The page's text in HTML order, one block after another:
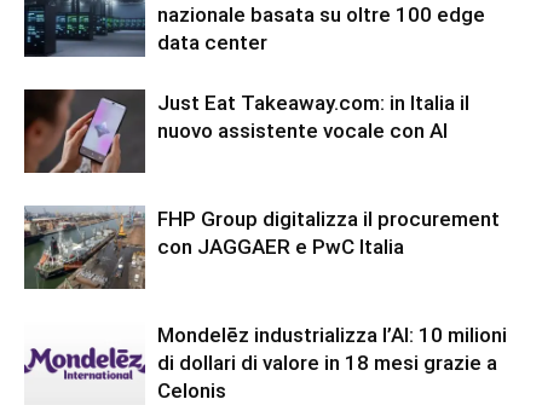
nazionale basata su oltre 100 edge
data center
Just Eat Takeaway.com: in Italia il
nuovo assistente vocale con AI
FHP Group digitalizza il procurement
con JAGGAER e PwC Italia
Mondelēz industrializza l’AI: 10 milioni
di dollari di valore in 18 mesi grazie a
Celonis